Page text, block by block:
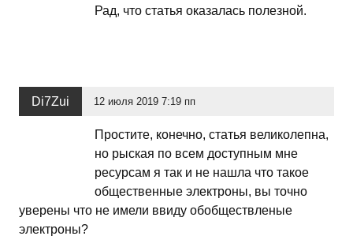
Рад, что статья оказалась полезной.
Di7Zui 12 июля 2019 7:19 пп
Простите, конечно, статья великолепна,
но рыская по всем доступным мне
ресурсам я так и не нашла что такое
общественные электроны, вы точно
уверены что не имели ввиду обобществленые
электроны?